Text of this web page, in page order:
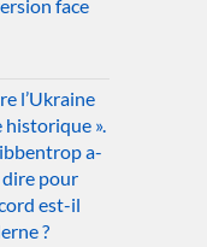
face
l’Ukraine
historique ».
a-
pour
est-il
?